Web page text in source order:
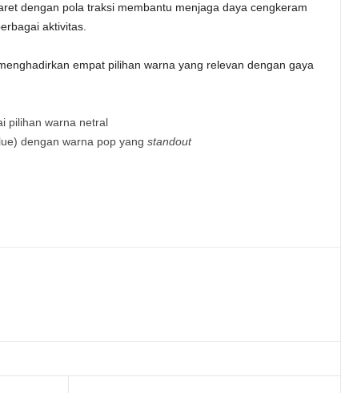
dengan pola traksi membantu menjaga daya cengkeram
aktivitas.
empat pilihan warna yang relevan dengan gaya
pilihan warna netral
dengan warna pop yang standout